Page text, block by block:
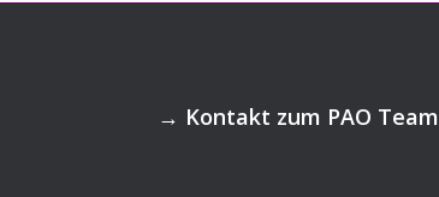
→ Kontakt zum PAO Team